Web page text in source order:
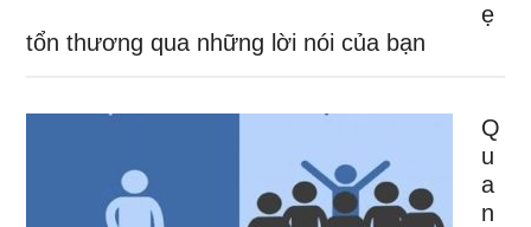
ẹ
tổn thương qua những lời nói của bạn
Q
u
a
n